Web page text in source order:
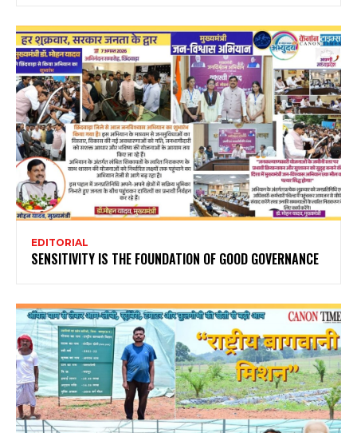
EDITORIAL
SENSITIVITY IS THE FOUNDATION OF GOOD GOVERNANCE